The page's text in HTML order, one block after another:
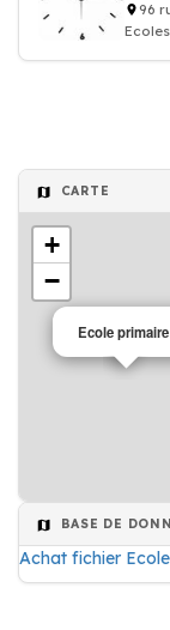
96
CARTE
Ecole primaire
+
−
BASE DE
Achat fichier